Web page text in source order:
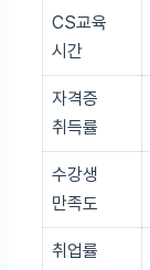
CS교육
시간
자격증
취득률
수강생
만족도
취업률